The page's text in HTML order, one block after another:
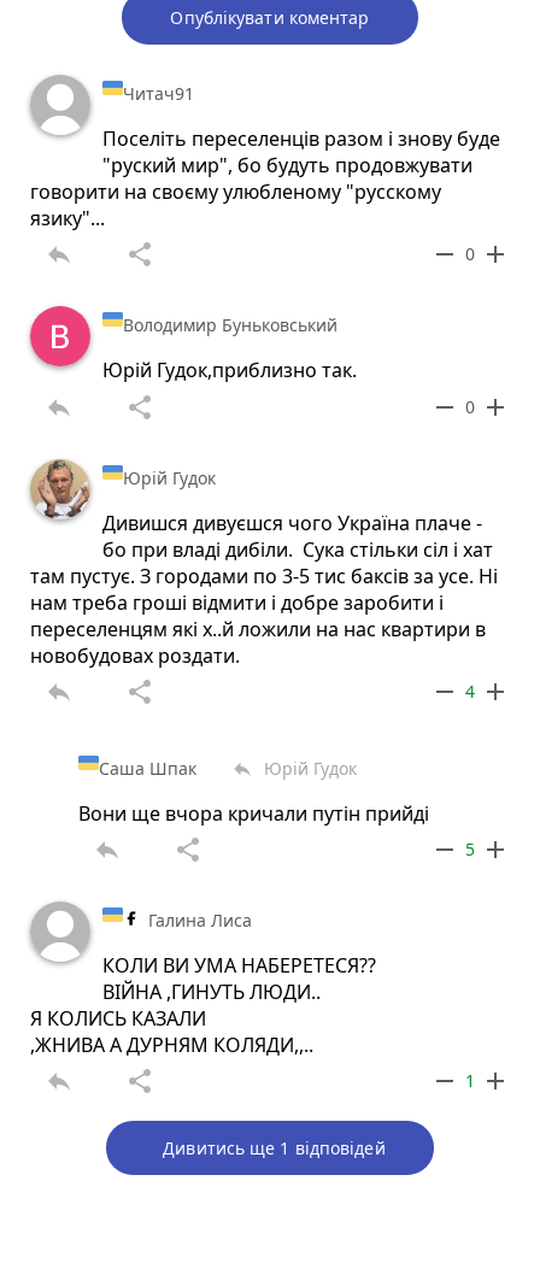
Опублікувати коментар
Читач91
Поселіть переселенців разом і знову буде
"руский мир", бо будуть продовжувати
говорити на своєму улюбленому "русскому
язику"...
reply share remove 0 add
Володимир Буньковський
Юрій Гудок,приблизно так.
reply share remove 0 add
Юрій Гудок
Дивишся дивуєшся чого Україна плаче -
бо при владі дибіли. Сука стільки сіл і хат
там пустує. З городами по 3-5 тис баксів за усе. Ні
нам треба гроші відмити і добре заробити і
переселенцям які х..й ложили на нас квартири в
новобудовах роздати.
reply share remove 4 add
Саша Шпак reply Юрій Гудок
Вони ще вчора кричали путін прийді
reply share remove 5 add
Галина Лиса
КОЛИ ВИ УМА НАБЕРЕТЕСЯ??
ВІЙНА ,ГИНУТЬ ЛЮДИ..
Я КОЛИСЬ КАЗАЛИ
,ЖНИВА А ДУРНЯМ КОЛЯДИ,,..
reply share remove 1 add
Дивитись ще 1 відповідей